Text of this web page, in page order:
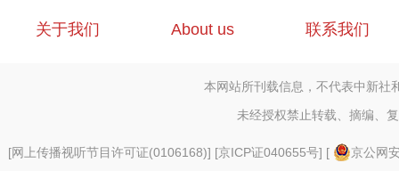
关于我们 About us 联系我们
本网站所刊载信息，不代表中新社
未经授权禁止转载、摘编、
[网上传播视听节目许可证(0106168)] [京ICP证040655号] [
京公网